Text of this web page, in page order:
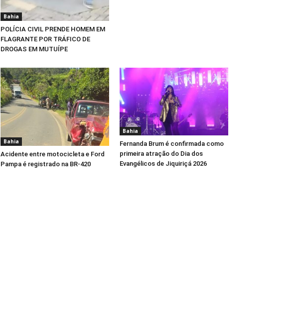
Bahia
POLÍCIA CIVIL PRENDE HOMEM EM
FLAGRANTE POR TRÁFICO DE
DROGAS EM MUTUÍPE
Bahia
Acidente entre motocicleta e Ford
Pampa é registrado na BR-420
Bahia
Fernanda Brum é confirmada como
primeira atração do Dia dos
Evangélicos de Jiquiriçá 2026